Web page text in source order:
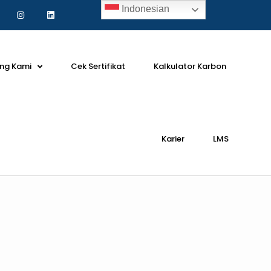
Kami Cek Sertifikat Kalkulator Karbon
Karier LMS
Indonesian